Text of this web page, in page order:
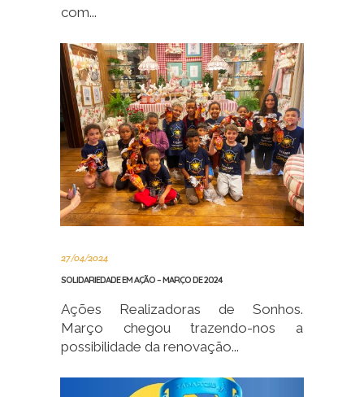
com...
27/04/2024
SOLIDARIEDADE EM AÇÃO – MARÇO DE 2024
Ações Realizadoras de Sonhos.
Março chegou trazendo-nos a
possibilidade da renovação...